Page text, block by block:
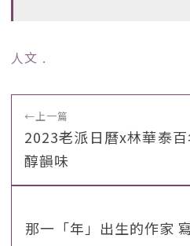
人文 ﹒
←上一篇
2023老派日曆x林華泰
醇韻味
那一「年」出生的作家